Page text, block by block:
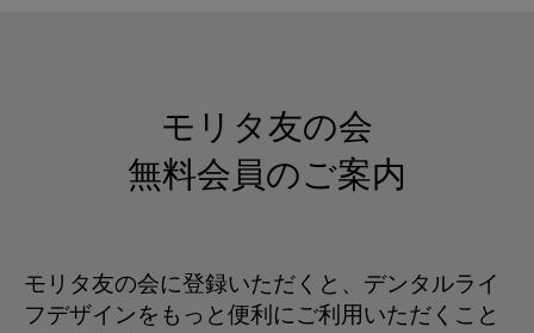
モリタ友の会
無料会員のご案内
モリタ友の会に登録いただくと、デンタルライ
フデザインをもっと便利にご利用いただくこと